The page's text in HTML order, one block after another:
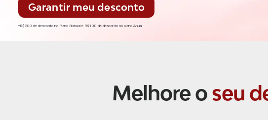
Garantir meu desconto
*R$200 de desconto no Plano Bianual e R$100 de desconto no plano Anual
Melhore o seu